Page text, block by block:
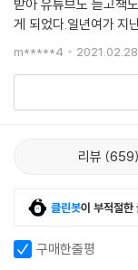
받아 유튜브도 듣고책
게 되었다.일년여가 지
아침 영상을 듣고리마
아이다. 주위에서 지인
m*****4 2021.02.28.
리뷰 659
클린봇이 부적절한
구매한줄평